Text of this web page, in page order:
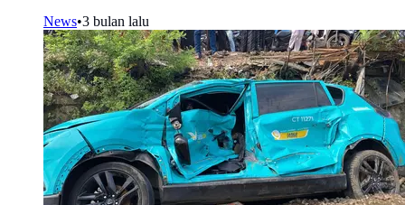
News•3 bulan lalu